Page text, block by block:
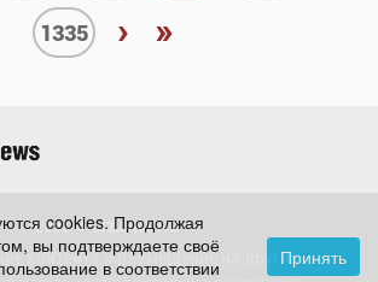
1335 › »
2026 ©BizavNews
контента и размещение на других
cookies. Продолжая
вы подтверждаете своё
в соответствии
Принять